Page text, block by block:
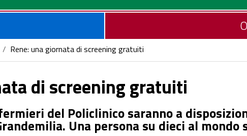
/ Rene: una giornata di screening gratuiti
di screening gratuiti
del Policlinico saranno a
Una persona su dieci al